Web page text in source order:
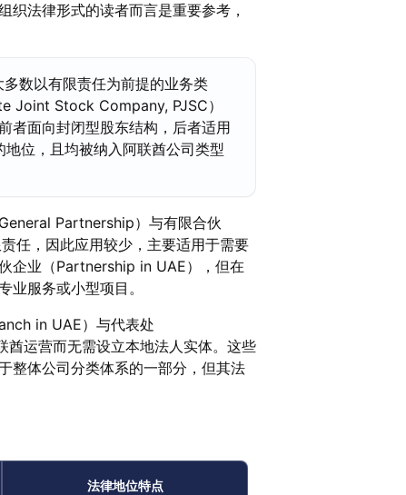
织法律形式的读者而言是重要参考，
数以有限责任为前提的业务类
Joint Stock Company, PJSC）
面向封闭型股东结构，后者适用
位，且均被纳入阿联酋公司类型
Partnership）与有限合伙
任，因此应用较少，主要适用于需要
企业（Partnership in UAE），但在
服务或小型项目。
in UAE）与代表处
运营而无需设立本地法人实体。这些
整体公司分类体系的一部分，但其法
法律地位特点